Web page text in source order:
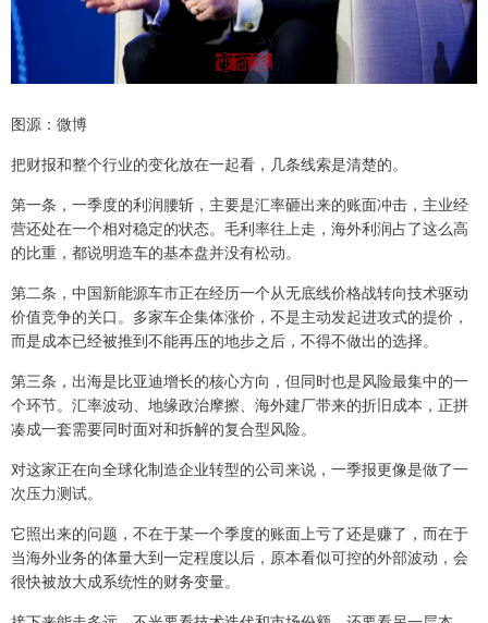
图源：微博
把财报和整个行业的变化放在一起看，几条线索是清楚的。
第一条，一季度的利润腰斩，主要是汇率砸出来的账面冲击，主业经
营还处在一个相对稳定的状态。毛利率往上走，海外利润占了这么高
的比重，都说明造车的基本盘并没有松动。
第二条，中国新能源车市正在经历一个从无底线价格战转向技术驱动
价值竞争的关口。多家车企集体涨价，不是主动发起进攻式的提价，
而是成本已经被推到不能再压的地步之后，不得不做出的选择。
第三条，出海是比亚迪增长的核心方向，但同时也是风险最集中的一
个环节。汇率波动、地缘政治摩擦、海外建厂带来的折旧成本，正拼
凑成一套需要同时面对和拆解的复合型风险。
对这家正在向全球化制造企业转型的公司来说，一季报更像是做了一
次压力测试。
它照出来的问题，不在于某一个季度的账面上亏了还是赚了，而在于
当海外业务的体量大到一定程度以后，原本看似可控的外部波动，会
很快被放大成系统性的财务变量。